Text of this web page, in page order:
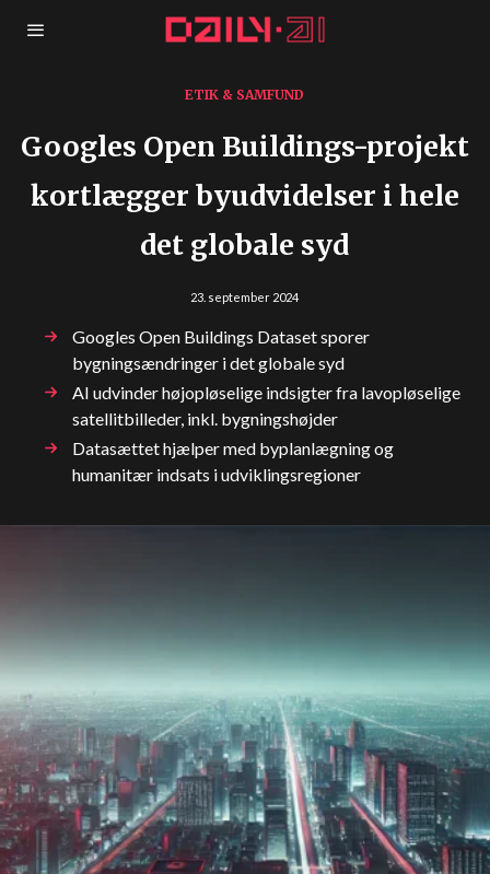
ETIK & SAMFUND
Googles Open Buildings-projekt
kortlægger byudvidelser i hele
det globale syd
23. september 2024
Googles Open Buildings Dataset sporer
bygningsændringer i det globale syd
AI udvinder højopløselige indsigter fra lavopløselige
satellitbilleder, inkl. bygningshøjder
Datasættet hjælper med byplanlægning og
humanitær indsats i udviklingsregioner